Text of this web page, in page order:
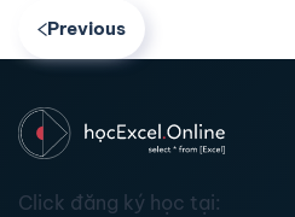
Previous
Click đăng ký học tại: